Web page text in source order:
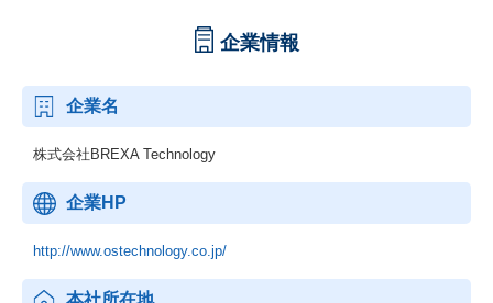
企業情報
企業名
株式会社BREXA Technology
企業HP
http://www.ostechnology.co.jp/
本社所在地